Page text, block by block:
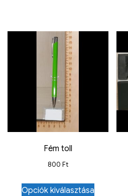
Fém toll
800 Ft
Opciók kiválasztása